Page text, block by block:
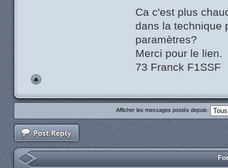
Ca c'est plus
dans la technique
paramètres?
Merci pour le lien.
73 Franck F1SSF
Afficher les messages postés depuis: